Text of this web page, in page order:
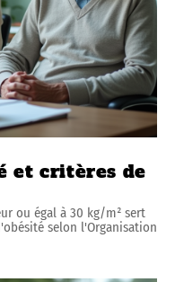
et critères de
ou égal à 30 kg/m² sert
selon l'Organisation